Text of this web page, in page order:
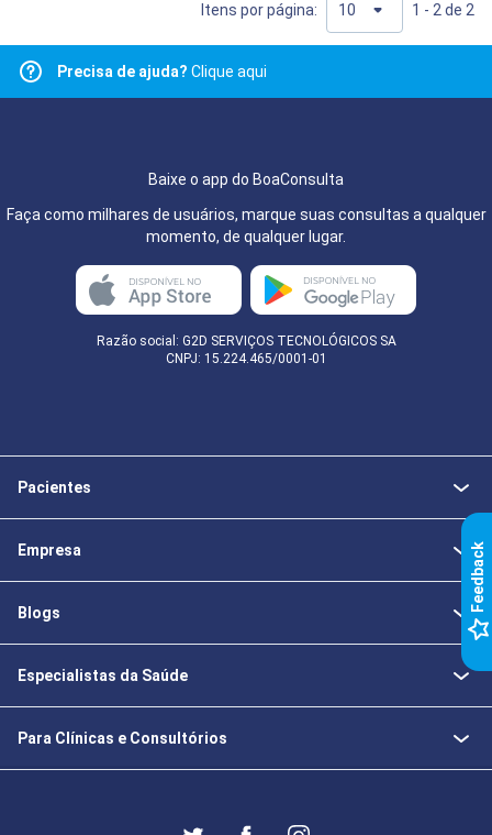
Itens por página: 1 - 2 de 2
Precisa de ajuda? Clique aqui
Baixe o app do BoaConsulta
Faça como milhares de usuários, marque suas consultas a qualquer
momento, de qualquer lugar.
Razão social: G2D SERVIÇOS TECNOLÓGICOS SA
CNPJ: 15.224.465/0001-01
Pacientes
Empresa
Blogs
Especialistas da Saúde
Para Clínicas e Consultórios
k